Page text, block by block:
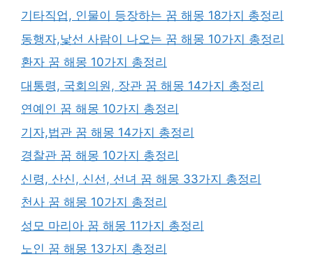
기타직업, 인물이 등장하는 꿈 해몽 18가지 총정리
동행자,낯선 사람이 나오는 꿈 해몽 10가지 총정리
환자 꿈 해몽 10가지 총정리
대통령, 국회의원, 장관 꿈 해몽 14가지 총정리
연예인 꿈 해몽 10가지 총정리
기자,법관 꿈 해몽 14가지 총정리
경찰관 꿈 해몽 10가지 총정리
신령, 산신, 신선, 선녀 꿈 해몽 33가지 총정리
천사 꿈 해몽 10가지 총정리
성모 마리아 꿈 해몽 11가지 총정리
노인 꿈 해몽 13가지 총정리